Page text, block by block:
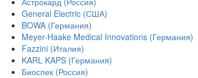
General Electric (США)
BOWA (Германия)
Meyer-Haake Medical Innovations (Германия)
Fazzini (Италия)
KARL KAPS (Германия)
Биоспек (Россия)